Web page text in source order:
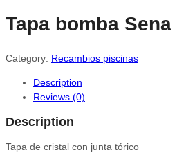
Tapa bomba Sena
Category: Recambios piscinas
Description
Reviews (0)
Description
Tapa de cristal con junta tórico